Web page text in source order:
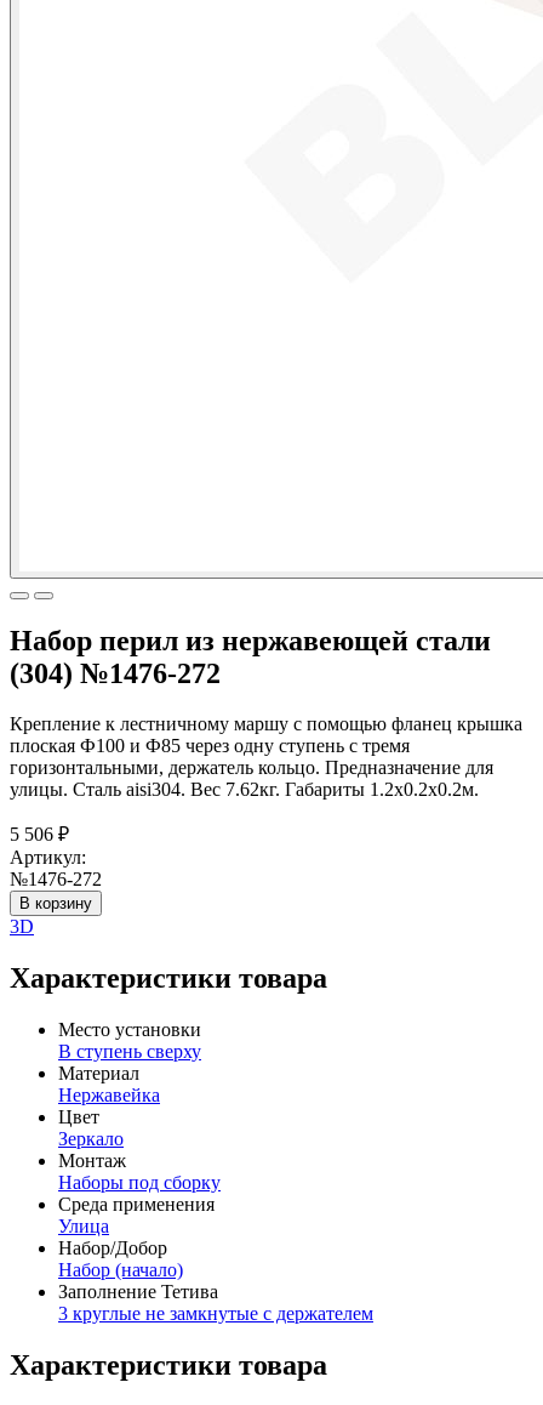
Набор перил из нержавеющей стали
(304) №1476-272
Крепление к лестничному маршу с помощью фланец крышка
плоская Ф100 и Ф85 через одну ступень с тремя
горизонтальными, держатель кольцо. Предназначение для
улицы. Сталь aisi304. Вес 7.62кг. Габариты 1.2х0.2х0.2м.
5 506 ₽
Артикул:
№1476-272
В корзину
3D
Характеристики товара
Место установки
В ступень сверху
Материал
Нержавейка
Цвет
Зеркало
Монтаж
Наборы под сборку
Среда применения
Улица
Набор/Добор
Набор (начало)
Заполнение Тетива
3 круглые не замкнутые с держателем
Характеристики товара